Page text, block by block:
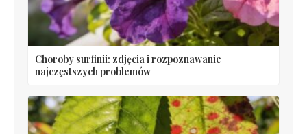
Choroby surfinii: zdjęcia i rozpoznawanie
najczęstszych problemów